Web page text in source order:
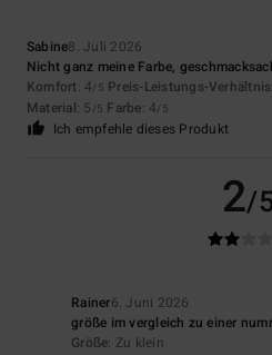
Sabine8. Juli 2026
Nicht ganz meine Farbe,
Komfort: 4/5 Preis-Leistungs-Verhältnis
Material: 5 /5 Farbe: 4/5
Ich empfehle dieses Produkt
2/
Rainer6. Juni 2026
größe im vergleich zu einer
Größe: Zu klein